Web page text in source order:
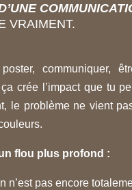
VRAIMENT.
communiquer,
crée l’impact que tu
le problème ne vient
flou plus profond :
n’est pas encore